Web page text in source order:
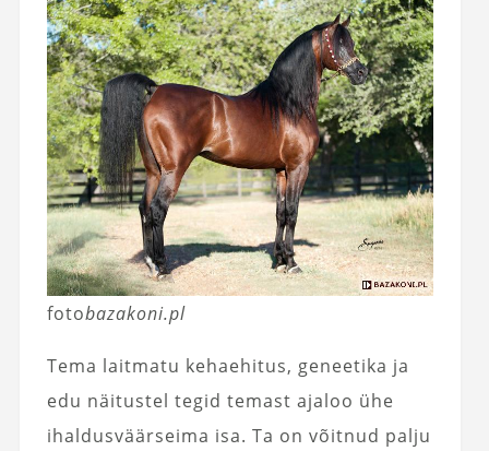
fotobazakoni.pl
Tema laitmatu kehaehitus, geneetika ja
edu näitustel tegid temast ajaloo ühe
ihaldusväärseima isa. Ta on võitnud palju